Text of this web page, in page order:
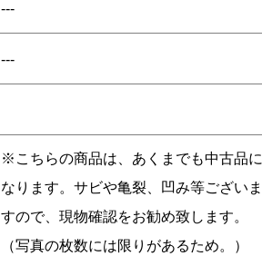
---
---
※こちらの商品は、あくまでも中古品に
なります。サビや亀裂、凹み等ございま
すので、現物確認をお勧め致します。
（写真の枚数には限りがあるため。）